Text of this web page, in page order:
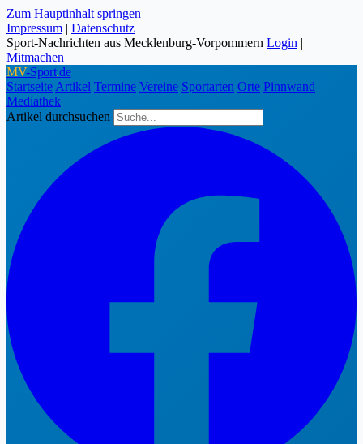
Zum Hauptinhalt springen
Impressum | Datenschutz
Sport-Nachrichten aus Mecklenburg-Vorpommern Login |
Mitmachen
MV-Sport.de
Startseite Artikel Termine Vereine Sportarten Orte Pinnwand
Mediathek
Artikel durchsuchen